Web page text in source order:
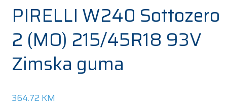
PIRELLI W240 Sottozero
2 (MO) 215/45R18 93V
Zimska guma
364.72 KM